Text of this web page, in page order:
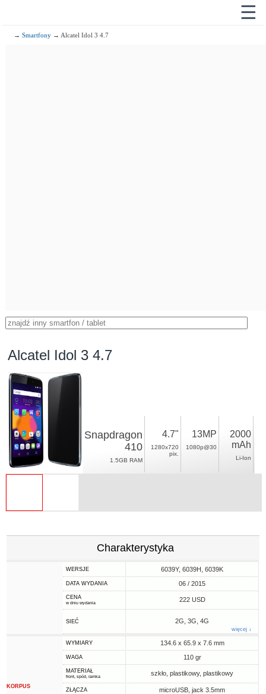
☰
→Smartfony → Alcatel Idol 3 4.7
Alcatel Idol 3 4.7
Snapdragon
410
1.5GB RAM
4.7"
1280x720
pix.
13MP
1080p@30
2000
mAh
Li-Ion
Charakterystyka
WERSJE 6039Y, 6039H, 6039K
DATA WYDANIA 06 / 2015
CENA
w dniu wydania 222 USD
SIEĆ 2G, 3G, 4G
więcej ↓
KORPUS
WYMIARY 134.6 x 65.9 x 7.6 mm
WAGA 110 gr
MATERIAŁ
front, spód, ramka szkło, plastikowy, plastikowy
ZŁĄCZA microUSB, jack 3.5mm